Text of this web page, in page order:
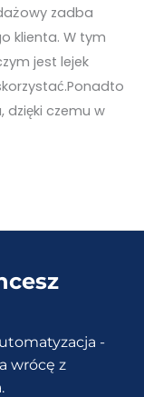
zadba
klienta. W tym
jest lejek
dzięki czemu w
-
wrócę z